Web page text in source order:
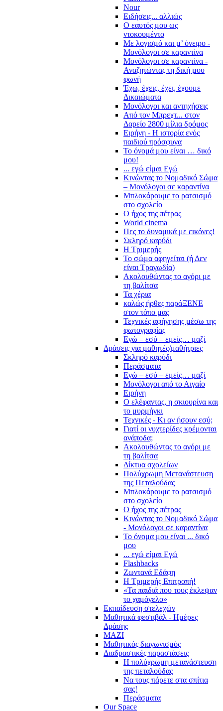
Nour
Ειδήσεις... αλλιώς
Ο εαυτός μου ως
ντοκουμέντο
Με λογισμό και μ’ όνειρο -
Μονόλογοι σε καραντίνα
Μονόλογοι σε καραντίνα -
Αναζητώντας τη δική μου
φωνή
Έχω, έχεις, έχει, έχουμε
Δικαιώματα
Μονόλογοι και αντηχήσεις
Από τον Μπρεχτ... στον
Δαρείο 2800 μίλια δρόμος
Ειρήνη - Η ιστορία ενός
παιδιού πρόσφυγα
Το όνομά μου είναι … δικό
μου!
... εγώ είμαι Εγώ
Κινώντας το Νομαδικό Σώμα
– Μονόλογοι σε καραντίνα
Μπλοκάρουμε το ρατσισμό
στο σχολείο
Ο ήχος της πέτρας
World cinema
Πες το δυναμικά με εικόνες!
Σκληρό καρύδι
Η Τριμερής
Το σώμα αφηγείται (ή Δεν
είναι Τραγωδία)
Ακολουθώντας το αγόρι με
τη βαλίτσα
Τα χέρια
καλώς ήρθες παράΞΕΝΕ
στον τόπο μας
Τεχνικές αφήγησης μέσω της
φωτογραφίας
Εγώ – εσύ – εμείς… μαζί
Δράσεις για μαθητές/μαθήτριες
Σκληρό καρύδι
Περάσματα
Εγώ – εσύ – εμείς… μαζί
Μονόλογοι από το Αιγαίο
Ειρήνη
Ο ελέφαντας, η σκιουρίνα και
το μυρμήγκι
Τεχνικές - Κι αν ήσουν εσύ;
Γιατί οι νυχτερίδες κρέμονται
ανάποδα;
Ακολουθώντας το αγόρι με
τη βαλίτσα
Δίκτυα σχολείων
Πολύχρωμη Μετανάστευση
της Πεταλούδας
Μπλοκάρουμε το ρατσισμό
στο σχολείο
Ο ήχος της πέτρας
Κινώντας το Νομαδικό Σώμα
- Μονόλογοι σε καραντίνα
Το όνομα μου είναι ... δικό
μου
... εγώ είμαι Εγώ
Flashbacks
Ζωντανά Εδάφη
Η Τριμερής Επιτροπή!
«Τα παιδιά που τους έκλεψαν
το χαμόγελο»
Εκπαίδευση στελεχών
Μαθητικά φεστιβάλ - Ημέρες
Δράσης
ΜΑΖΙ
Μαθητικός διαγωνισμός
Διαδραστικές παραστάσεις
Η πολύχρωμη μετανάστευση
της πεταλούδας
Να τους πάρετε στα σπίτια
σας!
Περάσματα
Our Space